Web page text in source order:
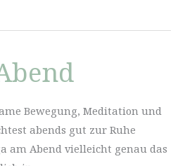
Bewegung, Meditation und
abends gut zur Ruhe
am Abend vielleicht genau das